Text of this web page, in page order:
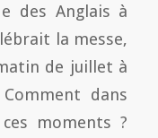
des Anglais à
la messe,
de juillet à
dans
moments ?